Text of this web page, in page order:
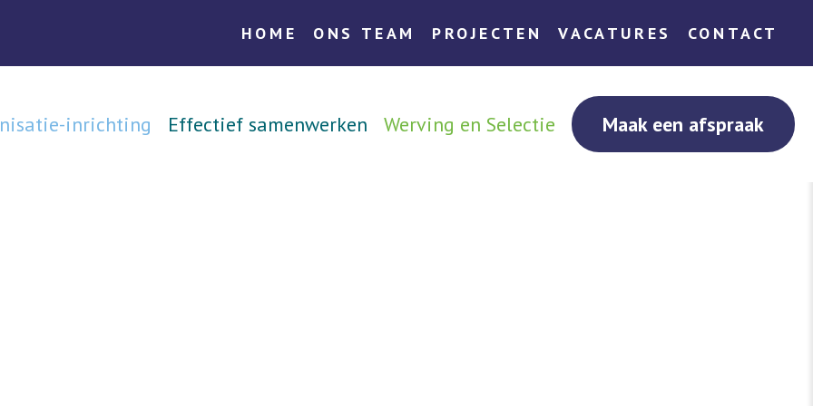
HOME ONS TEAM PROJECTEN VACATURES CONTACT
inrichting Effectief samenwerken Werving en Selectie Maak een afspraak